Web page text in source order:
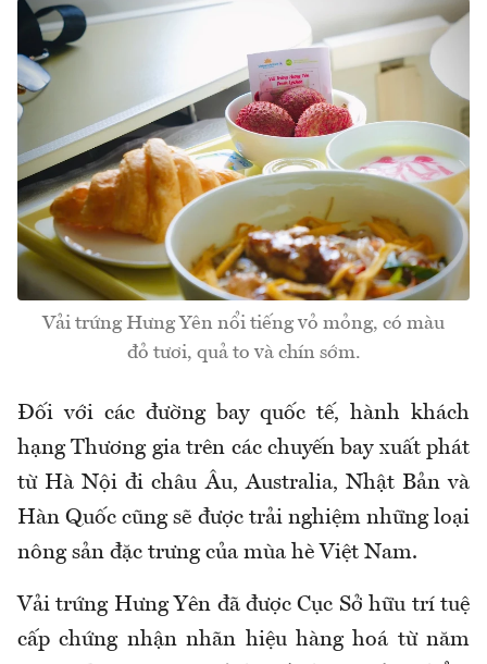
Vải trứng Hưng Yên nổi tiếng vỏ mỏng, có màu
đỏ tươi, quả to và chín sớm.
Đối với các đường bay quốc tế, hành khách
hạng Thương gia trên các chuyến bay xuất phát
từ Hà Nội đi châu Âu, Australia, Nhật Bản và
Hàn Quốc cũng sẽ được trải nghiệm những loại
nông sản đặc trưng của mùa hè Việt Nam.
Vải trứng Hưng Yên đã được Cục Sở hữu trí tuệ
cấp chứng nhận nhãn hiệu hàng hoá từ năm